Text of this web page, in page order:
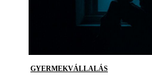
GYERMEKVÁLLALÁS